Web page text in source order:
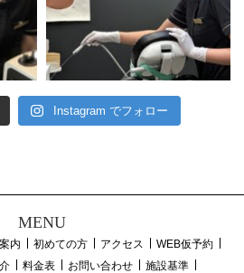
Instagram でフォロー
MENU
内 初めての方 アクセス
WEB仮予約
料金表 お問い合わせ 施設基準